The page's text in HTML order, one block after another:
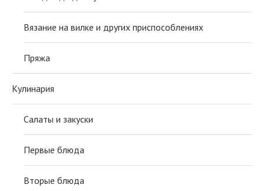
Вязание на вилке и других приспособлениях
Пряжа
Кулинария
Салаты и закуски
Первые блюда
Вторые блюда